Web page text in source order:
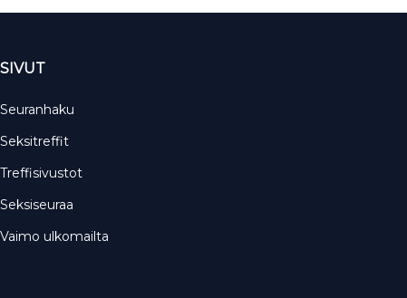
SIVUT
Seuranhaku
Seksitreffit
Treffisivustot
Seksiseuraa
Vaimo ulkomailta